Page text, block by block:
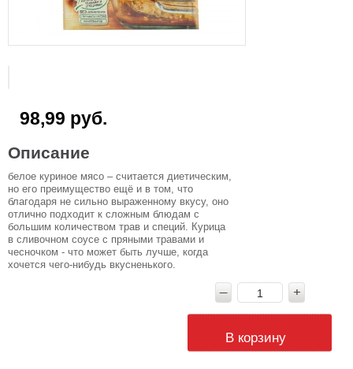
98,99 руб.
Описание
белое куриное мясо – считается диетическим,
но его преимущество ещё и в том, что
благодаря не сильно выраженному вкусу, оно
отлично подходит к сложным блюдам с
большим количеством трав и специй. Курица
в сливочном соусе с пряными травами и
чесночком - что может быть лучше, когда
хочется чего-нибудь вкусненького.
В корзину